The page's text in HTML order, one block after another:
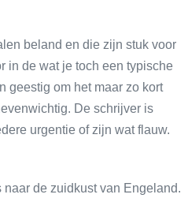
beland en die zijn stuk voor
in de wat je toch een typische
geestig om het maar zo kort
De schrijver is
urgentie of zijn wat flauw.
de zuidkust van Engeland.